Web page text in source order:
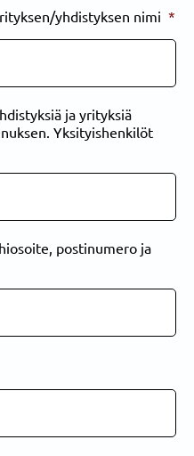
yhdistyksen nimi *
ja yrityksiä
Yksityishenkilöt
postinumero ja